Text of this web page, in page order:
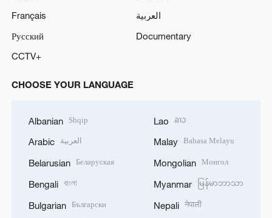
Français
العربية
Русский
Documentary
CCTV+
CHOOSE YOUR LANGUAGE
Albanian Shqip
Arabic العربية
Belarusian Беларуская
Bengali বাংলা
Bulgarian Български
Lao ລາວ
Malay Bahasa Melayu
Mongolian Монгол
Myanmar မြန်မာဘာသာ
Nepali नेपाली